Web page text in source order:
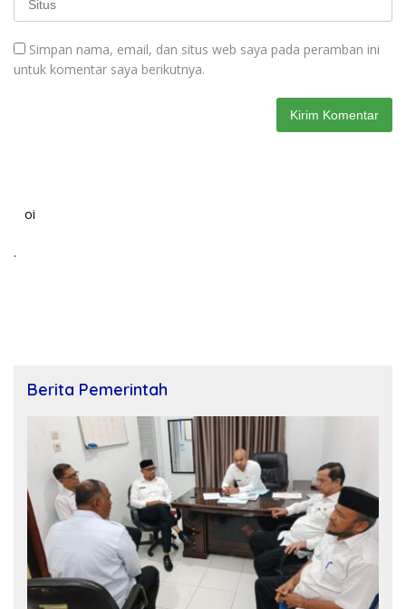
Simpan nama, email, dan situs web saya pada peramban ini
untuk komentar saya berikutnya.
oi
.
Berita Pemerintah